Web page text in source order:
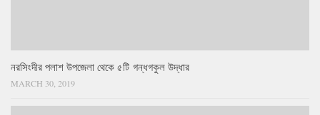
নরসিংদীর পলাশ উপজেলা থেকে ৫টি গন্ধগকুল উদ্ধার
MARCH 30, 2019